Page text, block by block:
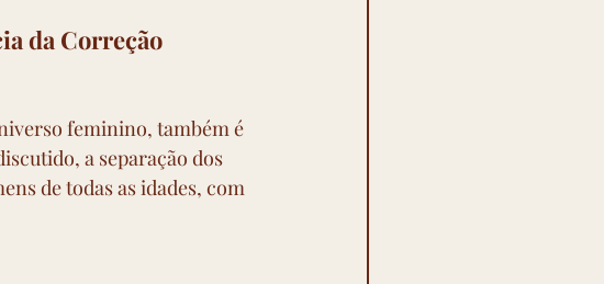
da Correção
feminino, também é
a separação dos
de todas as idades, com